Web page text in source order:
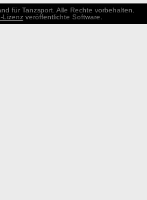
für Tanzsport. Alle Rechte vorbehalten.
Lizenzveröffentlichte Software.